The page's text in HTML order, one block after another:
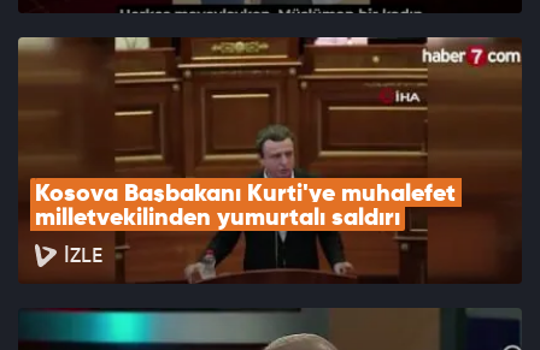
Kosova Başbakanı Kurti'ye muhalefet
milletvekilinden yumurtalı saldırı
İZLE